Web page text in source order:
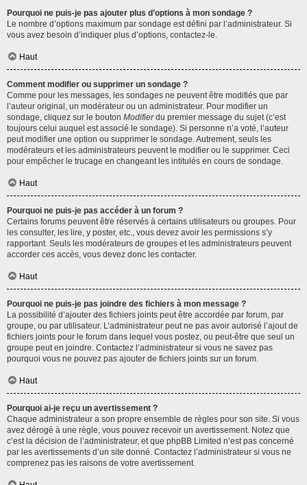
Pourquoi ne puis-je pas ajouter plus d’options à mon sondage ?
Le nombre d’options maximum par sondage est défini par l’administrateur. Si
vous avez besoin d’indiquer plus d’options, contactez-le.
Haut
Comment modifier ou supprimer un sondage ?
Comme pour les messages, les sondages ne peuvent être modifiés que par
l’auteur original, un modérateur ou un administrateur. Pour modifier un
sondage, cliquez sur le bouton Modifierdu premier message du sujet (c’est
toujours celui auquel est associé le sondage). Si personne n’a voté, l’auteur
peut modifier une option ou supprimer le sondage. Autrement, seuls les
modérateurs et les administrateurs peuvent le modifier ou le supprimer. Ceci
pour empêcher le trucage en changeant les intitulés en cours de sondage.
Haut
Pourquoi ne puis-je pas accéder à un forum ?
Certains forums peuvent être réservés à certains utilisateurs ou groupes. Pour
les consulter, les lire, y poster, etc., vous devez avoir les permissions s’y
rapportant. Seuls les modérateurs de groupes et les administrateurs peuvent
accorder ces accès, vous devez donc les contacter.
Haut
Pourquoi ne puis-je pas joindre des fichiers à mon message ?
La possibilité d’ajouter des fichiers joints peut être accordée par forum, par
groupe, ou par utilisateur. L’administrateur peut ne pas avoir autorisé l’ajout de
fichiers joints pour le forum dans lequel vous postez, ou peut-être que seul un
groupe peut en joindre. Contactez l’administrateur si vous ne savez pas
pourquoi vous ne pouvez pas ajouter de fichiers joints sur un forum.
Haut
Pourquoi ai-je reçu un avertissement ?
Chaque administrateur a son propre ensemble de règles pour son site. Si vous
avez dérogé à une règle, vous pouvez recevoir un avertissement. Notez que
c’est la décision de l’administrateur, et que phpBB Limited n’est pas concerné
par les avertissements d’un site donné. Contactez l’administrateur si vous ne
comprenez pas les raisons de votre avertissement.